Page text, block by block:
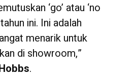
‘go’ atau ‘no
ini. Ini adalah
menarik untuk
di showroom,”
.